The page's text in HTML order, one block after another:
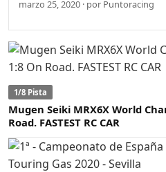
marzo 25, 2020 · por Puntoracing
1/8 Pista
Mugen Seiki MRX6X World
Road. FASTEST RC CAR